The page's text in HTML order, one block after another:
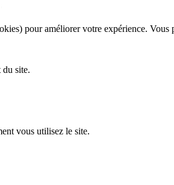
pour améliorer votre expérience. Vous
site.
vous utilisez le site.